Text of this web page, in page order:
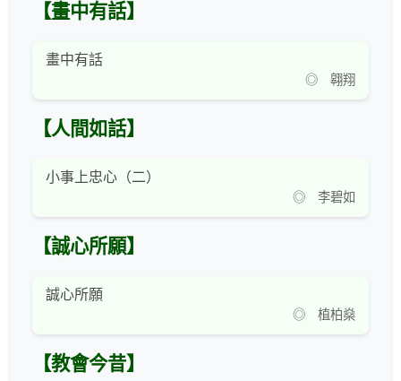
【畫中有話】
畫中有話
◎ 翱翔
【人間如話】
小事上忠心（二）
◎ 李碧如
【誠心所願】
誠心所願
◎ 植柏燊
【教會今昔】